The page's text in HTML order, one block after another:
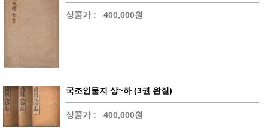
상품가 : 400,000원
국조인물지 상~하 (3권 완질)
상품가 : 400,000원